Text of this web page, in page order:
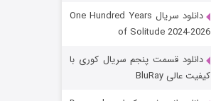
دانلود سریال One Hundred Years
of Solitude 2024-2026
دانلود قسمت پنجم سریال کوری با
کیفیت عالی BluRay